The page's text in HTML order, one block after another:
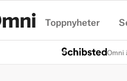
Toppnyheter
Omni